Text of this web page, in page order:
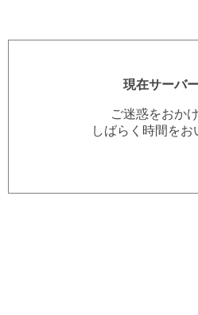
現在サーバ
ご迷惑をおか
しばらく時間を